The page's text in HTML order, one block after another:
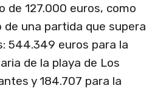
de 127.000 euros, como
de una partida que supera
544.349 euros para la
de la playa de Los
y 184.707 para la